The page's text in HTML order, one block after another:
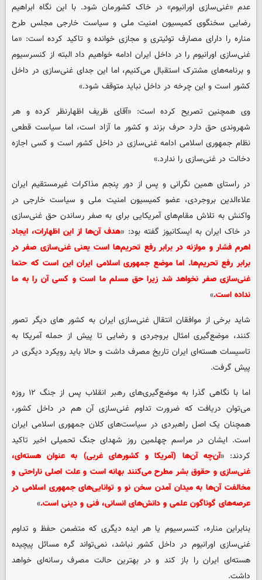
عدم «غنی‌سازی اورانیوم» در خاک کشورمان شود. با این نگاه ابراهیم
رضایی سخنگوی کمیسیون امنیت ملی و سیاست خارجی مجلس طرح
مناره را دارای مصارف توئیتری و مجازی خوانده و تاکید کرده است: «ما
غنی‌سازی اورانیوم را در داخل ایران ادامه خواهیم داد البته از کنسرسیوم
و برنامه‌های مشترک استقبال می‌کنیم، اما این جدای غنی‌سازی در داخل
کشور است و این چرخه در داخل نباید متوقف شود.»
وی همچنین تصریح کرده است: «آقای ظریف اظهارنظر کرده و هر
شهروندی حق دارد حرف بزند و کشور ما آزاد است، اما سیاست قطعی
نظام جمهوری اسلامی ادامه غنی‌سازی در داخل کشور است و کسی اجازه
دخالت در غنی‌سازی را ندارد.»
در راستای همین نگرانی و پس از دور پنجم مذاکرات غیرمستقیم ایران
علاء‌الدین بروجردی، عضو کمیسیون امنیت ملی و سیاست خارجی در
واکنش به تلاش مقام‌های آمریکایی برای به صفر رساندن حق غنی‌سازی
در خاک ایران به ایسکانیوز گفته بود: «هدف آن‌ها از این اظهارات، ایجاد
اهرم فشار و موازنه در برابر رفع تحریم‌ها است یعنی غنی‌سازی صفر در
برابر رفع تحریم‌ها. اما موضع جمهوری اسلامی ایران این است که حتما
غنی‌سازی صفر نخواهد شد زیرا حق مسلم ما است و کسی آن را به ما
نداده است.»
شاید برخی از موافقان انتقال غنی‌سازی ایران به کشور های دیگر تصور
کنند، موضع‌گیری امثال بروجردی و رضایی تا پیش از حمله آمریکا به
تاسیسات هسته‌ای ایران تاریخ مصرف داشت و حالا باید رویکرد دیگری در
پیش گرفت.
اما با نگاهی گذرا به موضع‌گیری‌های رهبر انقلاب پس از جنگ ۱۲ روزه
می‌توان دریافت که ضرورت تداوم غنی‌سازی آن ‌هم در داخل کشور،
همچنان یک اصل راهبردی در سیاست‌های کلان جمهوری اسلامی ایران
است. ایشان در مراسم چهلمین روز شهدای جنگ تحمیلی اخیر تاکید
کردند: «آن‌چه آن‌ها (آمریکا و کشورهای غربی) به عنوان هسته‌ای،
غنی‌سازی و حقوق بشر مطرح می‌کنند بهانه است و علت اصلی ناراحتی و
مخالفت آن‌ها به میدان آمدن سخن نو و توانایی‌های جمهوری اسلامی در
عرصه‌های گوناگون علمی و دانش‌های انسانی، فنی و دینی است.»
بنابراین مناره، کنسرسیوم یا هر ایده دیگری که متضمن حفظ و تداوم
غنی‌سازی اورانیوم در داخل کشور نباشد، نمی‌تواند گره مسائل پیچیده
هسته‌ای ایران را باز کند و در بهترین حالت مصرف رسانه‌ای خواهد
داشت.